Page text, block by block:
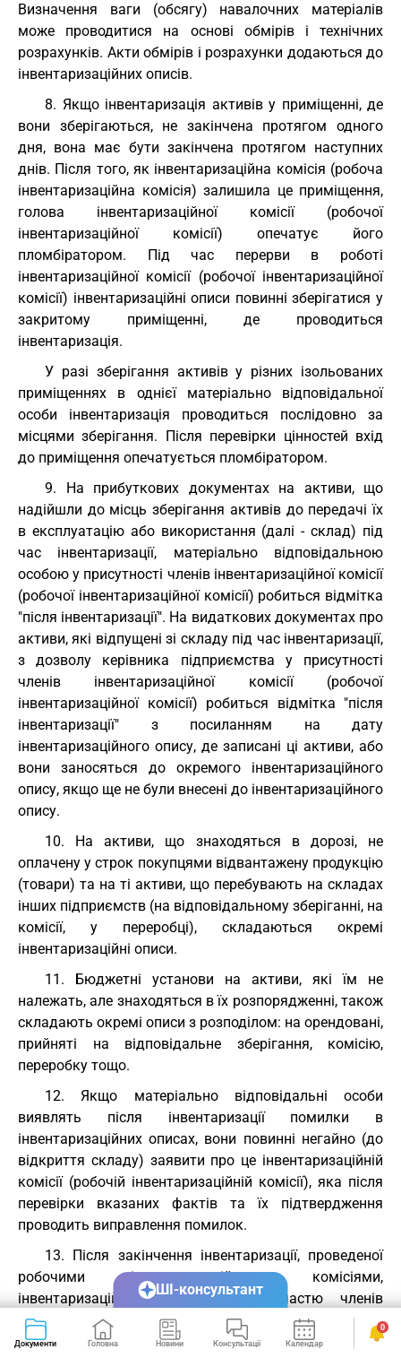
Визначення ваги (обсягу) навалочних матеріалів
може проводитися на основі обмірів і технічних
розрахунків. Акти обмірів і розрахунки додаються до
інвентаризаційних описів.
8. Якщо інвентаризація активів у приміщенні, де
вони зберігаються, не закінчена протягом одного
дня, вона має бути закінчена протягом наступних
днів. Після того, як інвентаризаційна комісія (робоча
інвентаризаційна комісія) залишила це приміщення,
голова інвентаризаційної комісії (робочої
інвентаризаційної комісії) опечатує його
пломбіратором. Під час перерви в роботі
інвентаризаційної комісії (робочої інвентаризаційної
комісії) інвентаризаційні описи повинні зберігатися у
закритому приміщенні, де проводиться
інвентаризація.
У разі зберігання активів у різних ізольованих
приміщеннях в однієї матеріально відповідальної
особи інвентаризація проводиться послідовно за
місцями зберігання. Після перевірки цінностей вхід
до приміщення опечатується пломбіратором.
9. На прибуткових документах на активи, що
надійшли до місць зберігання активів до передачі їх
в експлуатацію або використання (далі - склад) під
час інвентаризації, матеріально відповідальною
особою у присутності членів інвентаризаційної комісії
(робочої інвентаризаційної комісії) робиться відмітка
"після інвентаризації". На видаткових документах про
активи, які відпущені зі складу під час інвентаризації,
з дозволу керівника підприємства у присутності
членів інвентаризаційної комісії (робочої
інвентаризаційної комісії) робиться відмітка "після
інвентаризації" з посиланням на дату
інвентаризаційного опису, де записані ці активи, або
вони заносяться до окремого інвентаризаційного
опису, якщо ще не були внесені до інвентаризаційного
опису.
10. На активи, що знаходяться в дорозі, не
оплачену у строк покупцями відвантажену продукцію
(товари) та на ті активи, що перебувають на складах
інших підприємств (на відповідальному зберіганні, на
комісії, у переробці), складаються окремі
інвентаризаційні описи.
11. Бюджетні установи на активи, які їм не
належать, але знаходяться в їх розпорядженні, також
складають окремі описи з розподілом: на орендовані,
прийняті на відповідальне зберігання, комісію,
переробку тощо.
12. Якщо матеріально відповідальні особи
виявлять після інвентаризації помилки в
інвентаризаційних описах, вони повинні негайно (до
відкриття складу) заявити про це інвентаризаційній
комісії (робочій інвентаризаційній комісії), яка після
перевірки вказаних фактів та їх підтвердження
проводить виправлення помилок.
13. Після закінчення інвентаризації, проведеної
робочими інвентаризаційними комісіями,
інвентаризаційною комісією за участю членів
робочих інвентаризаційних комісій і матеріально
відповідальних осіб можуть проводитись контрольні
Документи Головна Новини Консультації Календар Сервіси
0
ШІ-консультант